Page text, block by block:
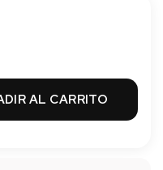
AL CARRITO